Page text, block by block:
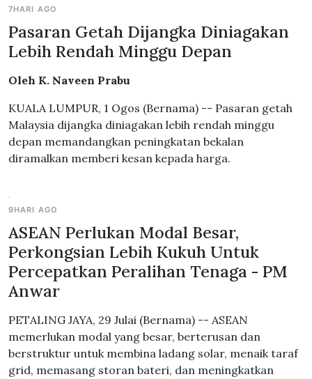
7HARI AGO
Pasaran Getah Dijangka Diniagakan
Lebih Rendah Minggu Depan
Oleh K. Naveen Prabu
KUALA LUMPUR, 1 Ogos (Bernama) -- Pasaran getah
Malaysia dijangka diniagakan lebih rendah minggu
depan memandangkan peningkatan bekalan
diramalkan memberi kesan kepada harga.
9HARI AGO
ASEAN Perlukan Modal Besar,
Perkongsian Lebih Kukuh Untuk
Percepatkan Peralihan Tenaga - PM
Anwar
PETALING JAYA, 29 Julai (Bernama) -- ASEAN
memerlukan modal yang besar, berterusan dan
berstruktur untuk membina ladang solar, menaik taraf
grid, memasang storan bateri, dan meningkatkan